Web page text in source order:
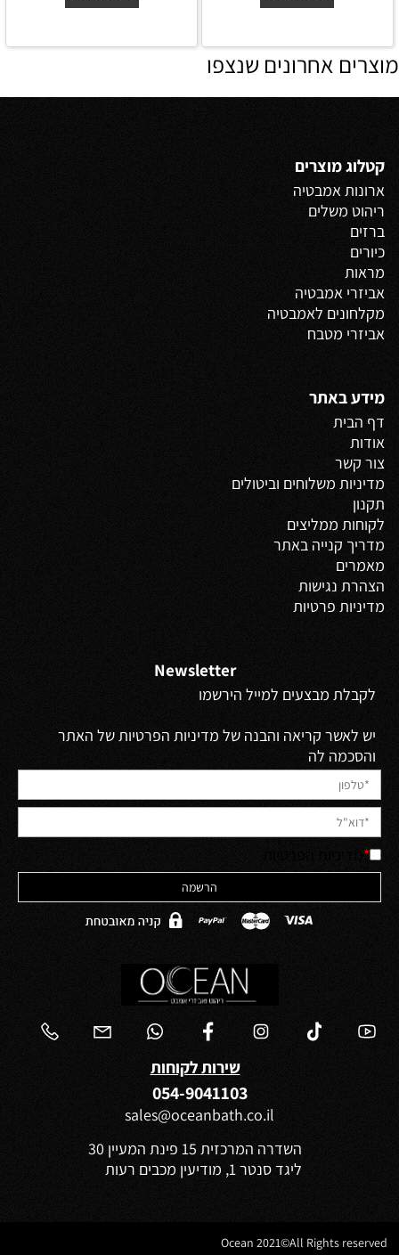
מוצרים אחרונים שנצפו
קטלוג מוצרים
ארונות אמבטיה
ריהוט משלים
ברזים
כיורים
מראות
אביזרי אמבטיה
מקלחונים לאמבטיה
אביזרי מטבח
מידע באתר
דף הבית
אודות
צור קשר
מדיניות משלוחים וביטולים
תקנון
לקוחות ממליצים
מדריך קנייה באתר
מאמרים
הצהרת נגישות
מדיניות פרטיות
Newsletter
לקבלת מבצעים למייל הירשמו
יש לאשר קריאה והבנה של מדיניות הפרטיות של האתר
והסכמה לה
*
שירות לקוחות
054-9041103
sales@oceanbath.co.il
השדרה המרכזית 15 פינת המעיין 30
ליגד סנטר 1, מודיעין מכבים רעות